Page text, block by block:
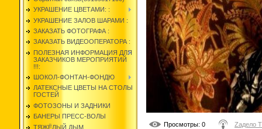
УКРАШЕНИЕ ЦВЕТАМИ: :
УКРАШЕНИЕ ЗАЛОВ ШАРАМИ :
ЗАКАЗАТЬ ФОТОГРАФА :
ЗАКАЗАТЬ ВИДЕООПЕРАТОРА :
ПОЛЕЗНАЯ ИНФОРМАЦИЯ ДЛЯ
ЗАКАЗЧИКОВ МЕРОПРИЯТИЙ
!!!:
ШОКОЛ-ФОНТАН-ФОНДЮ
ЛАТЕКСНЫЕ ЦВЕТЫ НА СТОЛЫ
ГОСТЕЙ
ФОТОЗОНЫ И ЗАДНИКИ
БАНЕРЫ ПРЕСС-ВОЛЫ
ТЯЖЁЛЫЙ ДЫМ
Просмотры: 0 Zадело